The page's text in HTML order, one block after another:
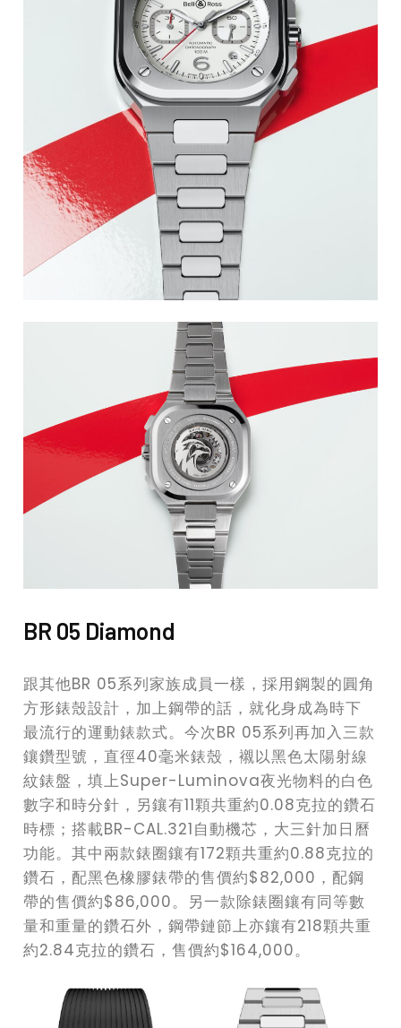
BR 05 Diamond
跟其他BR 05系列家族成員一樣，採用鋼製的圓角
方形錶殼設計，加上鋼帶的話，就化身成為時下
最流行的運動錶款式。今次BR 05系列再加入三款
鑲鑽型號，直徑40毫米錶殼，襯以黑色太陽射線
紋錶盤，填上Super-Luminova夜光物料的白色
數字和時分針，另鑲有11顆共重約0.08克拉的鑽石
時標；搭載BR-CAL.321自動機芯，大三針加日曆
功能。其中兩款錶圈鑲有172顆共重約0.88克拉的
鑽石，配黑色橡膠錶帶的售價約$82,000，配鋼
帶的售價約$86,000。另一款除錶圈鑲有同等數
量和重量的鑽石外，鋼帶鏈節上亦鑲有218顆共重
約2.84克拉的鑽石，售價約$164,000。